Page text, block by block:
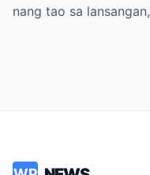
nang tao sa